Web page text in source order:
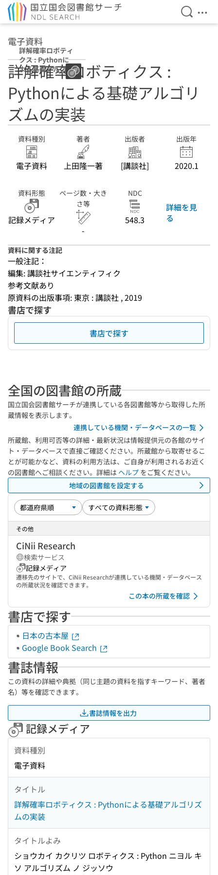
検索を
メ
電子資料
詳解確率ロボティ
クス : Pythonに
よる基礎アルゴリ
ズムの実装
詳解確率ロボティクス :
Pythonによる基礎アルゴリ
ズムの実装
資料種別
電子資料
著者
上田隆一著
出版者
[講談社]
出版年
2020.1
資料形態
記録メディア
ページ数・大き
さ等
-
NDC
548.3
詳細を見
る
資料に関する注記
一般注記：
編集: 講談社サイエンティフィク
参考文献あり
原資料の出版事項: 東京 : 講談社 , 2019
書店で探す
書店で探す
全国の図書館の所蔵
国立国会図書館サーチが連携している各図書館等から取得した所
蔵情報を表示します。
連携している機関・データベースの一覧
所蔵館、利用可否等の詳細・最新状況は情報提供元の各館のサイ
ト・データベースで直接ご確認ください。所蔵館から取寄せるこ
とが可能かなど、資料の利用方法は、ご自身が利用されるお近く
の図書館へご相談ください。詳細は ヘルプ をご覧ください。
地域の図書館を設定する
その他
CiNii Research
検索サービス
記録メディア
遷移先のサイトで、CiNii Researchが連携している機関・データベース
の所蔵状況を確認できます。
この本の所蔵を確認
書店で探す
日本の古本屋
Google Book Search
書誌情報
この資料の詳細や典拠（同じ主題の資料を指すキーワード、著者
名）等を確認できます。
書誌情報を出力
記録メディア
資料種別
電子資料
タイトル
詳解確率ロボティクス : Pythonによる基礎アルゴリズ
ムの実装
タイトルよみ
ショウカイ カクリツ ロボティクス : Python ニヨル キ
ソ アルゴリズム ノ ジッソウ